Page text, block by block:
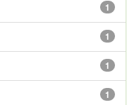
1
1
1
1